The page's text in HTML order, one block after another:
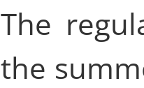
The
the